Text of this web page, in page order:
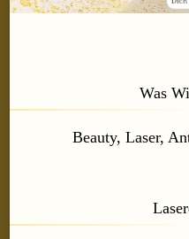
Was
Beauty, Laser,